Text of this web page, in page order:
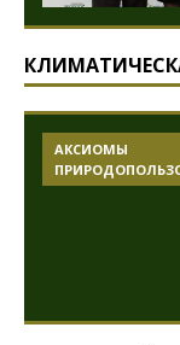
АКСИОМЫ